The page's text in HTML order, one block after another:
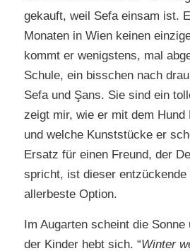
gekauft, weil Sefa einsam ist.
Monaten in Wien keinen
kommt er wenigstens, mal
Schule, ein bisschen nach
Sefa und Şans. Sie sind ein
zeigt mir, wie er mit dem Hund
und welche Kunststücke er
Ersatz für einen Freund, der
spricht, ist dieser
allerbeste Option.
Im Augarten scheint die Sonne
der Kinder hebt sich. “Winter